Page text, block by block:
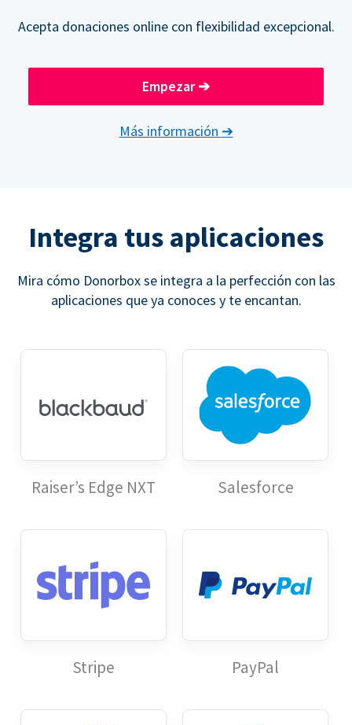
Acepta donaciones online con flexibilidad excepcional.
Empezar➔
Más información ➔
Integra tus aplicaciones
Mira cómo Donorbox se integra a la perfección con las
aplicaciones que ya conoces y te encantan.
Raiser’s Edge NXT Salesforce
Stripe PayPal